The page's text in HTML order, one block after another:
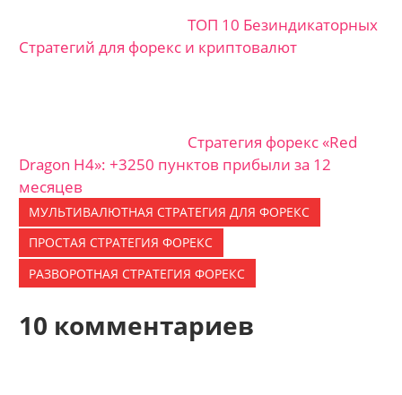
ТОП 10 Безиндикаторных
Стратегий для форекс и криптовалют
Стратегия форекс «Red
Dragon H4»: +3250 пунктов прибыли за 12
месяцев
МУЛЬТИВАЛЮТНАЯ СТРАТЕГИЯ ДЛЯ ФОРЕКС
ПРОСТАЯ СТРАТЕГИЯ ФОРЕКС
РАЗВОРОТНАЯ СТРАТЕГИЯ ФОРЕКС
10 комментариев